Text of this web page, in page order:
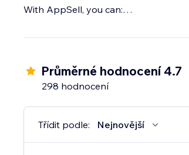
With AppSell, you can:
- Show relevant products
- Improve conversions without
- Reconvert your existing customers
Turn every order into more revenue
Průměrné hodnocení 4.7
298 hodnocení
Třídit podle: Nejnovější